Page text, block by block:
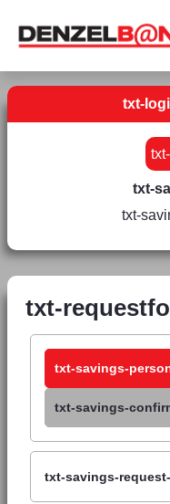
txt-
txt-
txt-
txt-
txt-savings-
txt-savings-
txt-savings-